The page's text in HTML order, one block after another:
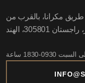
دونغري، طريق مكرانا، بالقرب من
الهند